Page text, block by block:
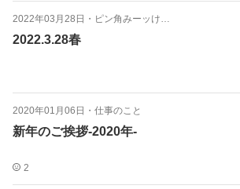
2022年03月28日 ・ ピン角みーッけ…
2022.3.28春
2020年01月06日 ・ 仕事のこと
新年のご挨拶-2020年-
2